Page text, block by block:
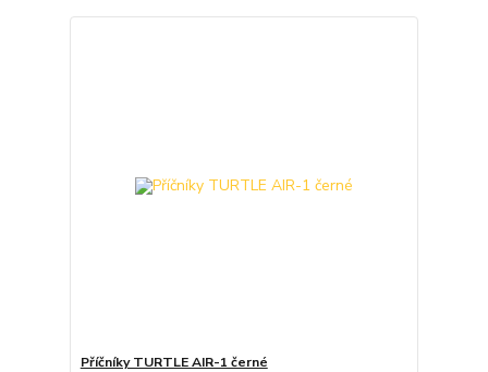
Příčníky TURTLE AIR-1 černé